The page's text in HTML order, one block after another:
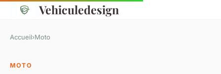
Vehiculedesign
Accueil›Moto
MOTO